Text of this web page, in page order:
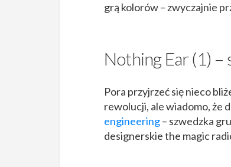
grą kolorów – zwyczajnie
Nothing Ear (1) –
Pora przyjrzeć się nieco
rewolucji, ale wiadomo, że
engineering– szwedzka
designerskie the magic